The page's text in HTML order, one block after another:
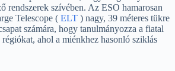
rendszerek szívében. Az ESO hamarosan
Telescope ( ELT ) nagy, 39 méteres tükre
számára, hogy tanulmányozza a fiatal
ahol a miénkhez hasonló sziklás